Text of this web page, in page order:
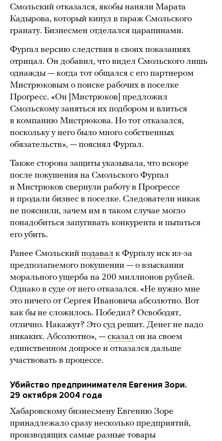
Смольский отказался, якобы наняли Марата
Кадырова, который кинул в гараж Смольского
гранату. Бизнесмен отделался царапинами.
Фургал версию следствия в своих показаниях
отрицал. Он добавил, что видел Смольского лишь
однажды — когда тот общался с его партнером
Мистрюковым о поиске рабочих в поселке
Прогресс. «Он [Мистрюков] предложил
Смольскому заняться их подбором и влиться
в компанию Мистрюкова. Но тот отказался,
поскольку у него было много собственных
обязательств», — пояснял Фургал.
Также сторона защиты указывала, что вскоре
после покушения на Смольского Фургал
и Мистрюков свернули работу в Прогрессе
и продали бизнес в поселке. Следователи никак
не пояснили, зачем им в таком случае могло
понадобиться запугивать конкурента и пытаться
его убить.
Ранее Смольский подавал к Фургалу иск из-за
предполагаемого покушении — о взыскании
морального ущерба на 200 миллионов рублей.
Однако в суде от него отказался. «Не нужно мне
это ничего от Сергея Ивановича абсолютно. Вот
как бы не сложилось. Победил? Освободят,
отлично. Накажут? Это суд решит. Денег не надо
никаких. Абсолютно», — сказал он на своем
единственном допросе и отказался дальше
участвовать в процессе.
Убийство предпринимателя Евгения Зори.
29 октября 2004 года
Хабаровскому бизнесмену Евгению Зоре
принадлежало сразу несколько предприятий,
производящих самые разные товары